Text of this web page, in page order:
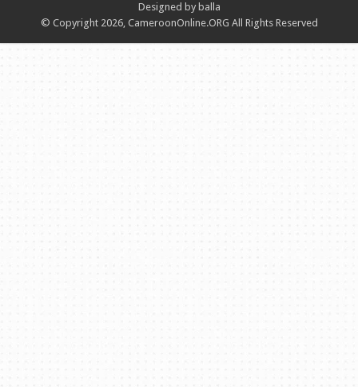
Designed by balla
© Copyright 2026, CameroonOnline.ORG All Rights Reserved